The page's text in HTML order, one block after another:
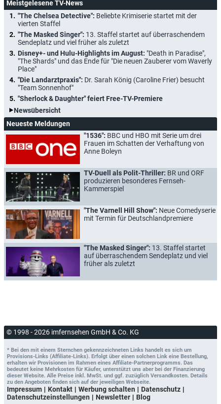
Meistgelesene TV-News
"The Chelsea Detective": Beliebte Krimiserie startet mit der
vierten Staffel
"The Masked Singer": 13. Staffel startet auf überraschendem
Sendeplatz und viel früher als zuletzt
Disney+- und Hulu-Highlights im August: "Death in Paradise",
"The Shards" und das Ende für "Die neuen Zauberer vom Waverly
Place"
"Die Landarztpraxis": Dr. Sarah König (Caroline Frier) besucht
"Team Sonnenhof"
"Sherlock & Daughter" feiert Free-TV-Premiere
Newsübersicht
Neueste Meldungen
"1536": BBC und HBO mit Serie um drei
Frauen im Schatten der Verhaftung von
Anne Boleyn
TV-Duell als Polit-Thriller: BR und ORF
produzieren besonderes Fernseh-
Kammerspiel
"The Varnell Hill Show": Neue Comedyserie
mit Termin für Deutschlandpremiere
"The Masked Singer": 13. Staffel startet
auf überraschendem Sendeplatz und viel
früher als zuletzt
© 1998 - 2026 imfernsehen GmbH & Co. KG
* Bei den mit einem Sternchen gekennzeichneten Links handelt es sich um
Provisions-Links (Affiliate-Links). Erfolgt über einen solchen Link eine Bestellung,
erhalten wir Provisionen im Rahmen eines Affiliate-Partnerprogramms. Das
bedeutet keine Mehrkosten für Käufer, unterstützt uns aber bei der Finanzierung
dieser Website. Alle Preise inkl. MwSt. und ggf. zuzüglich Versandkosten. Details
zu den Angeboten finden sich auf der jeweiligen Webseite.
Impressum Kontakt Werbung schalten
Datenschutz
Datenschutzeinstellungen
Newsletter Blog